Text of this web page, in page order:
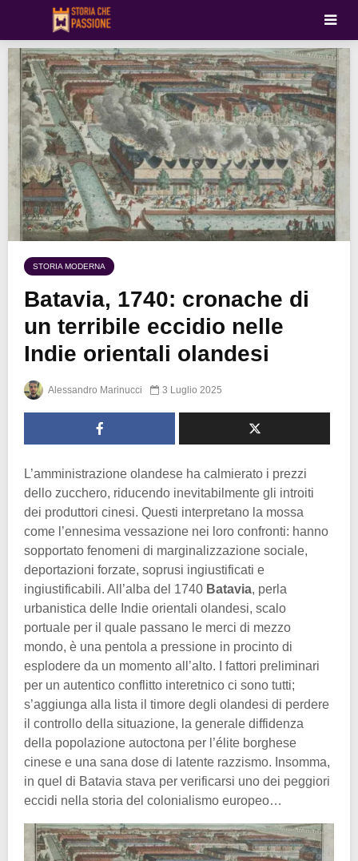
STORIA MODERNA
Batavia, 1740: cronache di
un terribile eccidio nelle
Indie orientali olandesi
Alessandro Marinucci 3 Luglio 2025
L’amministrazione olandese ha calmierato i prezzi
dello zucchero, riducendo inevitabilmente gli introiti
dei produttori cinesi. Questi interpretano la mossa
come l’ennesima vessazione nei loro confronti: hanno
sopportato fenomeni di marginalizzazione sociale,
deportazioni forzate, soprusi ingiustificati e
ingiustificabili. All’alba del 1740 Batavia, perla
urbanistica delle Indie orientali olandesi, scalo
portuale per il quale passano le merci di mezzo
mondo, è una pentola a pressione in procinto di
esplodere da un momento all’alto. I fattori preliminari
per un autentico conflitto interetnico ci sono tutti;
s’aggiunga alla lista il timore degli olandesi di perdere
il controllo della situazione, la generale diffidenza
della popolazione autoctona per l’élite borghese
cinese e una sana dose di latente razzismo. Insomma,
in quel di Batavia stava per verificarsi uno dei peggiori
eccidi nella storia del colonialismo europeo…